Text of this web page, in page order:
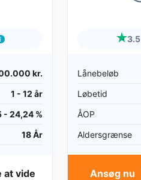
kr.
1 - 12 år
- 24,24 %
18 År
at vide
3.5
Lånebeløb
Løbetid
ÅOP
Aldersgrænse
Ansøg nu